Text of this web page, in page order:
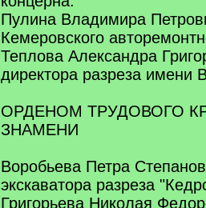
Пулина Владимира
Кемеровского
Теплова Александра
директора разреза имени
ОРДЕНОМ ТРУДОВОГО
ЗНАМЕНИ
Воробьева Петра
экскаватора разреза
Григорьева Николая